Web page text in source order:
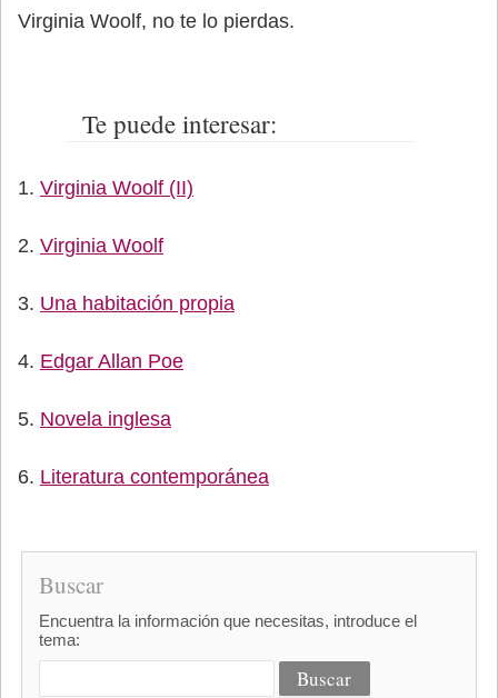
Virginia Woolf, no te lo pierdas.
Te puede interesar:
Virginia Woolf (II)
Virginia Woolf
Una habitación propia
Edgar Allan Poe
Novela inglesa
Literatura contemporánea
Buscar
Encuentra la información que necesitas, introduce el
tema: